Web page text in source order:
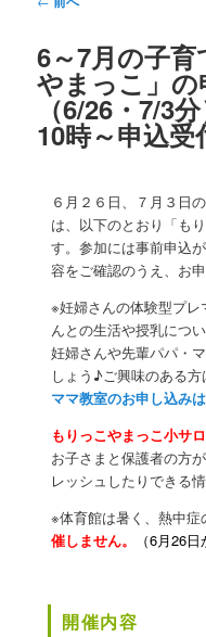
ナ
ビ
ゲ
シ
6～7月の子
やまっこ」
（6/26・7/3
10時～申込受
６月２６日、７月３日
は、以下のとおり「も
す。参加には事前申込
容をご確認のうえ、お申
※妊婦さんの体験型プ
んとの生活や授乳につ
妊婦さんや先輩パパ・
しょう♪ご興味のある方
ママ教室のお申し込みは
もりっこやまっこ小サ
お子さまと保護者の方
レッシュしたりできる
※体育館は暑く、熱中症
催しません。
（6月26
開催内容